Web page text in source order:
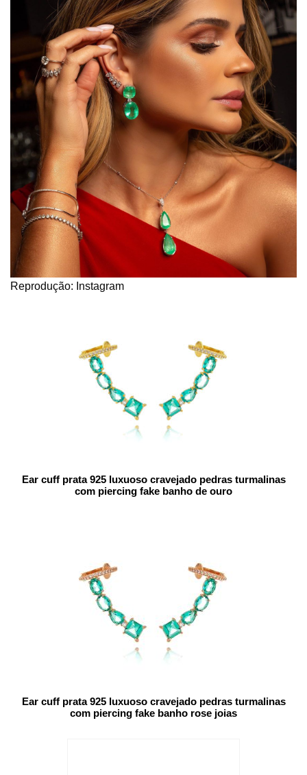
Reprodução: Instagram
Ear cuff prata 925 luxuoso cravejado pedras turmalinas
com piercing fake banho de ouro
Ear cuff prata 925 luxuoso cravejado pedras turmalinas
com piercing fake banho rose joias